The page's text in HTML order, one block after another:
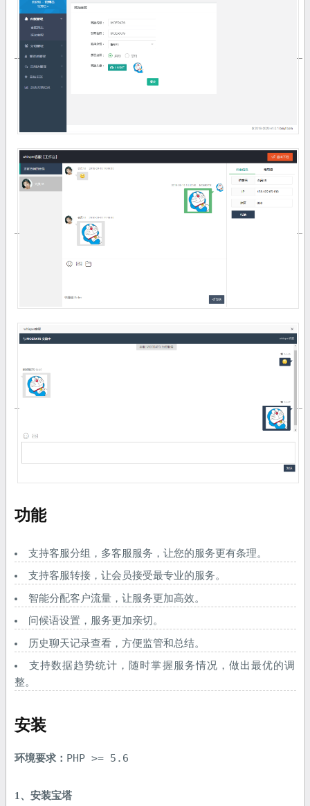
功能
支持客服分组，多客服服务，让您的服务更有条理。
支持客服转接，让会员接受最专业的服务。
智能分配客户流量，让服务更加高效。
问候语设置，服务更加亲切。
历史聊天记录查看，方便监管和总结。
支持数据趋势统计，随时掌握服务情况，做出最优的调
整。
安装
环境要求： PHP >= 5.6
1、安装宝塔